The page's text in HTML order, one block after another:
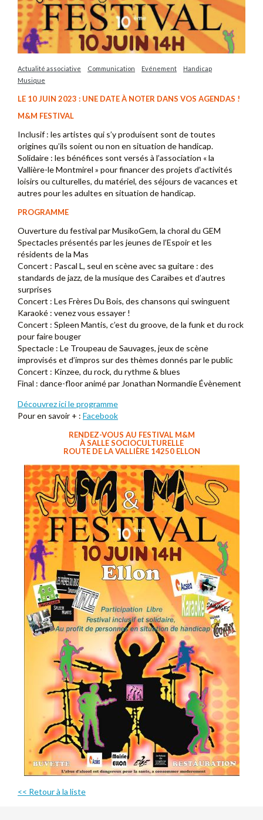
Actualité associative Communication Evénement
Handicap
Musique
LE 10 JUIN 2023 : UNE DATE À NOTER DANS VOS AGENDAS !
M&M FESTIVAL
Inclusif : les artistes qui s’y produisent sont de toutes
origines qu’ils soient ou non en situation de handicap.
Solidaire : les bénéfices sont versés à l’association « la
Vallière-le Montmirel » pour financer des projets d’activités
loisirs ou culturelles, du matériel, des séjours de vacances et
autres pour les adultes en situation de handicap.
PROGRAMME
Ouverture du festival par MusikoGem, la choral du GEM
Spectacles présentés par les jeunes de l’Espoir et les
résidents de la Mas
Concert : Pascal L, seul en scène avec sa guitare : des
standards de jazz, de la musique des Caraïbes et d’autres
surprises
Concert : Les Frères Du Bois, des chansons qui swinguent
Karaoké : venez vous essayer !
Concert : Spleen Mantis, c’est du groove, de la funk et du rock
pour faire bouger
Spectacle : Le Troupeau de Sauvages, jeux de scène
improvisés et d’impros sur des thèmes donnés par le public
Concert : Kinzee, du rock, du rythme & blues
Final : dance-floor animé par Jonathan Normandie Évènement
Découvrez ici le programme
Pour en savoir + : Facebook
RENDEZ-VOUS AU FESTIVAL M&M
ÀSALLE SOCIOCULTURELLE
ROUTE DE LA VALLIÈRE 14250 ELLON
<< Retour à la liste